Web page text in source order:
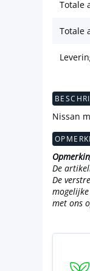
Totale
Totale
Nissan
De
De
met ons